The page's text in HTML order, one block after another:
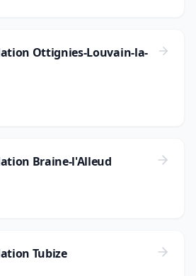
Ottignies-Louvain-la-
Braine-l'Alleud
Tubize